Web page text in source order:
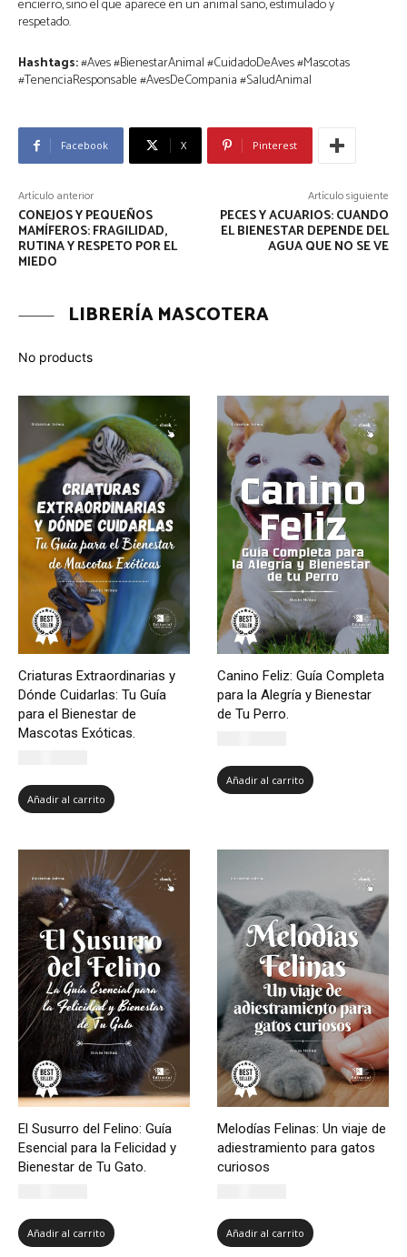
encierro, sino el que aparece en un animal sano, estimulado y
respetado.
Hashtags:#Aves #BienestarAnimal #CuidadoDeAves #Mascotas
#TenenciaResponsable #AvesDeCompania #SaludAnimal
Facebook X Pinterest
Artículo anterior
CONEJOS Y PEQUEÑOS
MAMÍFEROS: FRAGILIDAD,
RUTINA Y RESPETO POR EL
MIEDO
Artículo siguiente
PECES Y ACUARIOS: CUANDO
EL BIENESTAR DEPENDE DEL
AGUA QUE NO SE VE
LIBRERÍA MASCOTERA
Criaturas Extraordinarias y
Dónde Cuidarlas: Tu Guía
para el Bienestar de
Mascotas Exóticas.
Añadir al carrito
Canino Feliz: Guía Completa
para la Alegría y Bienestar
de Tu Perro.
Añadir al carrito
El Susurro del Felino: Guía
Esencial para la Felicidad y
Bienestar de Tu Gato.
Añadir al carrito
Melodías Felinas: Un viaje de
adiestramiento para gatos
curiosos
Añadir al carrito